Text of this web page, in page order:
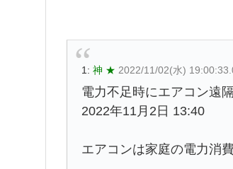
1: 神 ★ 2022/11/02(水)
電力不足時にエアコン遠
2022年11月2日 13:40
エアコンは家庭の電力消